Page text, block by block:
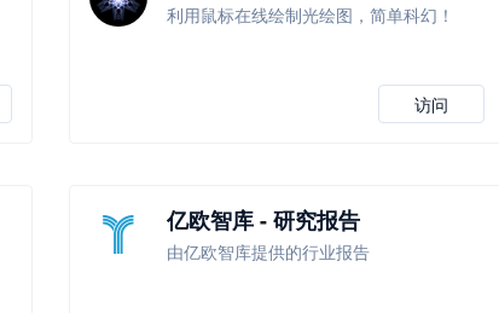
利用鼠标在线绘制光绘图，简单科幻！
访问
亿欧智库 - 研究报告
由亿欧智库提供的行业报告